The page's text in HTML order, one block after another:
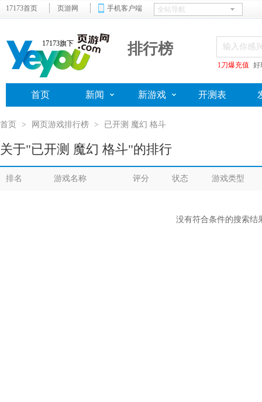
17173首页 页游网 手机客户端
17173旗下 排行榜
1刀爆充值 好
首页 新闻 新游戏 开测表
首页 > 网页游戏排行榜 > 已开测 魔幻 格斗
关于"已开测 魔幻 格斗"的排行
排名 游戏名称 评分 状态 游戏类型
没有符合条件的搜索结